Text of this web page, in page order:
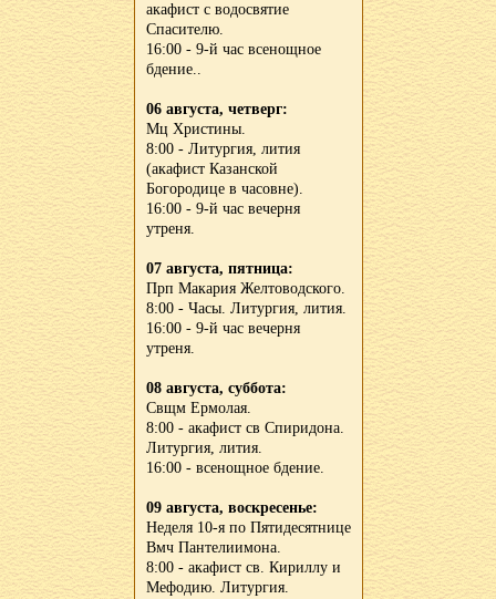
акафист с водосвятие
Спасителю.
16:00 - 9-й час всенощное
бдение..
06 августа, четверг:
Мц Христины.
8:00 - Литургия, лития
(акафист Казанской
Богородице в часовне).
16:00 - 9-й час вечерня
утреня.
07 августа, пятница:
Прп Макария Желтоводского.
8:00 - Часы. Литургия, лития.
16:00 - 9-й час вечерня
утреня.
08 августа, суббота:
Свщм Ермолая.
8:00 - акафист св Спиридона.
Литургия, лития.
16:00 - всенощное бдение.
09 августа, воскресенье:
Неделя 10-я по Пятидесятнице
Вмч Пантелиимона.
8:00 - акафист св. Кириллу и
Мефодию. Литургия.